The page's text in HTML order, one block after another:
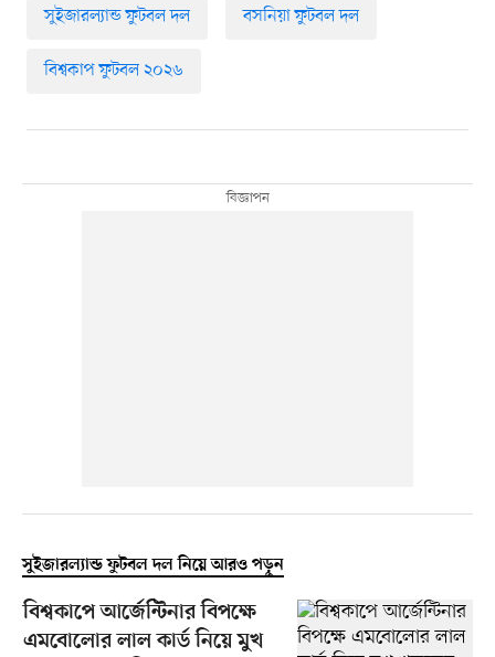
সুইজারল্যান্ড ফুটবল দল বসনিয়া ফুটবল দল
বিশ্বকাপ ফুটবল ২০২৬
সুইজারল্যান্ড ফুটবল দল নিয়ে আরও পড়ুন
বিশ্বকাপে আর্জেন্টিনার বিপক্ষে
এমবোলোর লাল কার্ড নিয়ে মুখ